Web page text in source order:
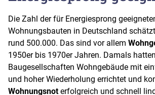
Die Zahl der für Energiesprong
Wohnungsbauten in Deutschland
rund 500.000. Das sind vor allem
1950er bis 1970er Jahren. Damals
Baugesellschaften Wohngebäude mit
und hoher Wiederholung errichtet und
Wohnungsnoterfolgreich und schnell